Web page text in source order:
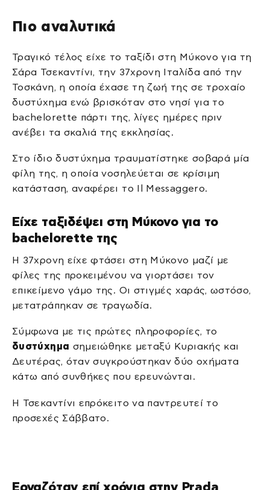
Πιο αναλυτικά
Τραγικό τέλος είχε το ταξίδι στη Μύκονο για τη
Σάρα Τσεκαντίνι, την 37χρονη Ιταλίδα από την
Τοσκάνη, η οποία έχασε τη ζωή της σε τροχαίο
δυστύχημα ενώ βρισκόταν στο νησί για το
bachelorette πάρτι της, λίγες ημέρες πριν
ανέβει τα σκαλιά της εκκλησίας.
Στο ίδιο δυστύχημα τραυματίστηκε σοβαρά μία
φίλη της, η οποία νοσηλεύεται σε κρίσιμη
κατάσταση, αναφέρει το Il Messaggero.
Είχε ταξιδέψει στη Μύκονο για το
bachelorette της
Η 37χρονη είχε φτάσει στη Μύκονο μαζί με
φίλες της προκειμένου να γιορτάσει τον
επικείμενο γάμο της. Οι στιγμές χαράς, ωστόσο,
μετατράπηκαν σε τραγωδία.
Σύμφωνα με τις πρώτες πληροφορίες, το
δυστύχημα σημειώθηκε μεταξύ Κυριακής και
Δευτέρας, όταν συγκρούστηκαν δύο οχήματα
κάτω από συνθήκες που ερευνώνται.
Η Τσεκαντίνι επρόκειτο να παντρευτεί το
προσεχές Σάββατο.
Εργαζόταν επί χρόνια στην Prada